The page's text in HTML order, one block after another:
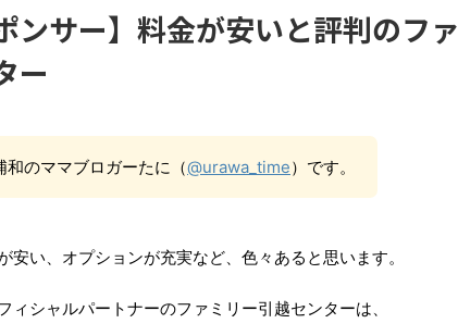
ンサー】料金が安いと評判のファ
ー
和のママブロガーたに（@urawa_time）です。
安い、オプションが充実など、色々あると思います。
ィシャルパートナーのファミリー引越センターは、